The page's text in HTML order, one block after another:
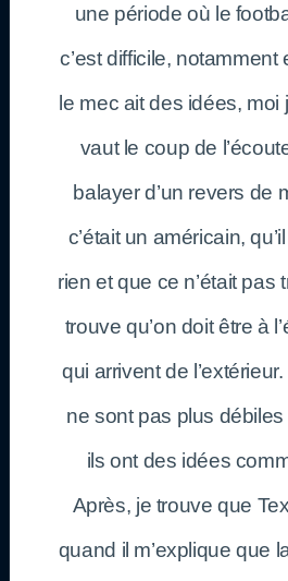
une période où le
c’est difficile,
le mec ait des idées, moi
vaut le coup de
balayer d’un revers de
c’était un américain,
rien et que ce n’était pas
trouve qu’on doit être à
qui arrivent de
ne sont pas plus
ils ont des idées
Après, je trouve que
quand il m’explique que